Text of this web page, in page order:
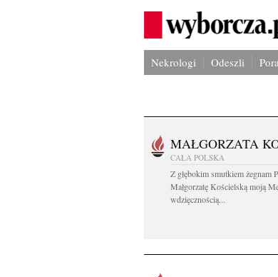
Nekrologi Odeszli
MAŁGORZATA
CAŁA POLSKA
Z głębokim smutkiem żegnam
Małgorzatę Kościelską moją
wdzięcznością...